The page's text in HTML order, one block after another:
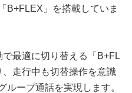
B+FLEX」を搭載していま
最適に切り替える「B+FL
走行中も切替操作を意識
ループ通話を実現します。